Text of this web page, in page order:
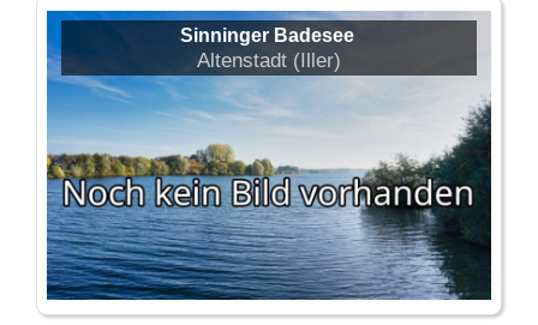
Sinninger Badesee
Altenstadt (Iller)